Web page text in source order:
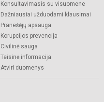
Konsultavimasis su visuomene
Dažniausiai užduodami klausimai
Pranešėjų apsauga
Korupcijos prevencija
Civilinė sauga
Teisinė informacija
Atviri duomenys